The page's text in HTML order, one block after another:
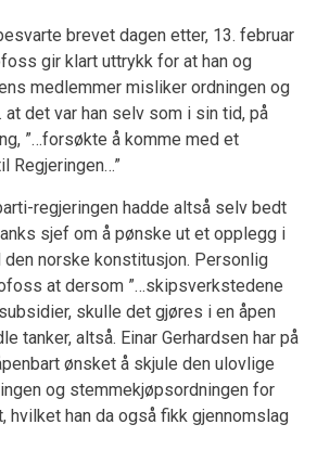
brevet dagen etter, 13. februar
gir klart uttrykk for at han og
medlemmer misliker ordningen og
at det var han selv som i sin tid, på
”…forsøkte å komme med et
Regjeringen…”
regjeringen hadde altså selv bedt
sjef om å pønske ut et opplegg i
den norske konstitusjon. Personlig
at dersom ”…skipsverkstedene
skulle det gjøres i en åpen
tanker, altså. Einar Gerhardsen har på
ønsket å skjule den ulovlige
og stemmekjøpsordningen for
hvilket han da også fikk gjennomslag